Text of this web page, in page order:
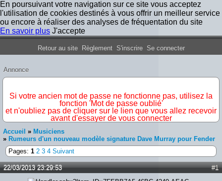
En poursuivant votre navigation sur ce site vous acceptez
l'utilisation de cookies destinés à vous offrir un meilleur service
ou encore à réaliser des analyses de fréquentation du site
En savoir plus J'accepte
Forum Iron Maiden France
Retour au site Règlement S'inscrire Se connecter
Annonce
Si votre ancien mot de passe ne fonctionne pas, utilisez la
fonction 'Mot de passe oublié'
et n'oubliez pas de cliquer sur le lien que vous allez recevoir
avant d'essayer de vous connecter
Accueil » Musiciens
» Rumeurs d'un nouveau modèle signature Dave Murray pour Fender
Pages: 1 2 3 4 Suivant
#1
22/03/2013 23:29:53